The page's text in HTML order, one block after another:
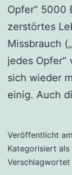
Opfer“ 5000
zerstörtes
Missbrauch
jedes Opfer“
sich wieder
einig. Auch
Veröffentlicht am
Kategorisiert als
Verschlagwortet